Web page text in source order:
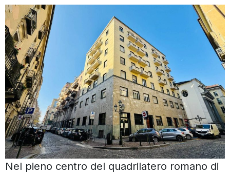
Nel pieno centro del quadrilatero romano di